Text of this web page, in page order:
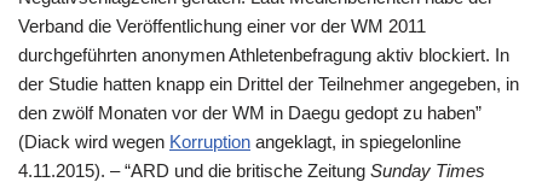
Verband die Veröffentlichung einer vor der WM 2011
durchgeführten anonymen Athletenbefragung aktiv blockiert. In
der Studie hatten knapp ein Drittel der Teilnehmer angegeben, in
den zwölf Monaten vor der WM in Daegu gedopt zu haben”
(Diack wird wegen Korruption angeklagt, in spiegelonline
4.11.2015). – “ARD und die britische Zeitung Sunday Times